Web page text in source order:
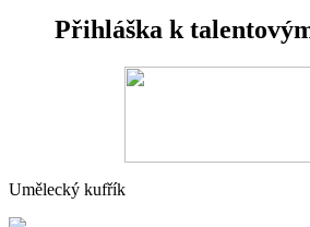
Přihláška k
Umělecký kufřík